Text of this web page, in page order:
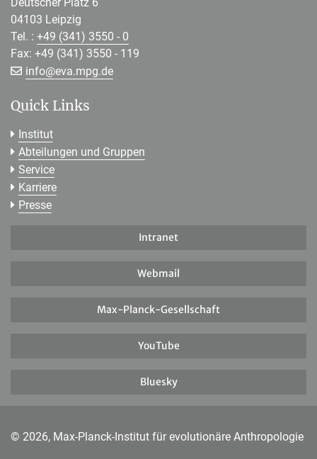
04103 Leipzig
Tel. : +49 (341) 3550 - 0
Fax: +49 (341) 3550 - 119
info@[>>> Please remove the text! <<<]
eva.mpg.de
Quick Links
Institut
Abteilungen und Gruppen
Service
Karriere
Presse
Intranet
Webmail
Max-Planck-Gesellschaft
YouTube
Bluesky
© 2026, Max-Planck-Institut für evolutionäre Anthropologie